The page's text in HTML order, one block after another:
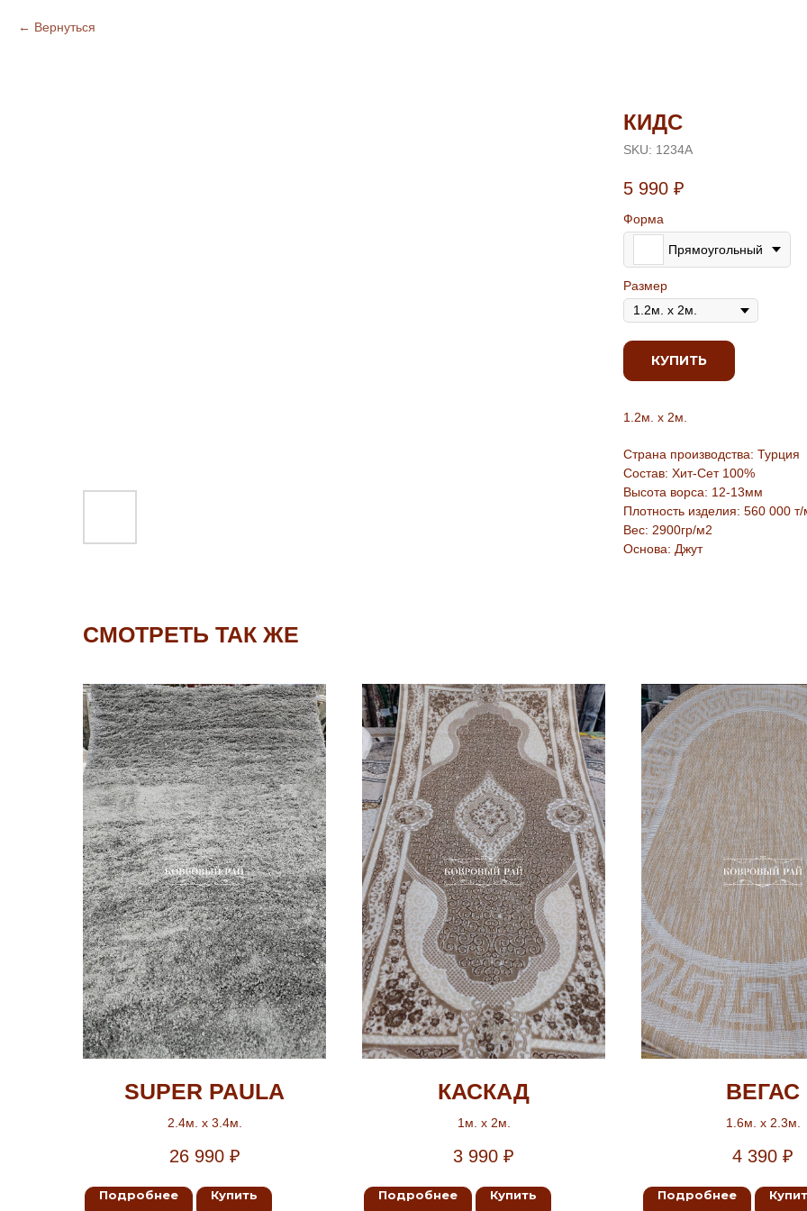
Вернуться
КИДС
SKU: 1234А
5 990 ₽
Форма
Прямоугольный
Размер
КУПИТЬ
1.2м. х 2м.
Страна производства: Турция
Состав: Хит-Сет 100%
Высота ворса: 12-13мм
Плотность изделия: 560 000
Вес: 2900гр/м2
Основа: Джут
СМОТРЕТЬ ТАК ЖЕ
SUPER PAULA
2.4м. х 3.4м.
26 990 ₽
Подробнее Купить
КАСКАД
1м. х 2м.
3 990 ₽
Подробнее Купить
ВЕГАС
1.6м. х 2.3м.
4 390 ₽
Подробнее